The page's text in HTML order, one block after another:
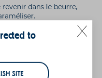
dans le beurre,
de sauce burger,
pané au camembert et
puis refermez le
to
SITE